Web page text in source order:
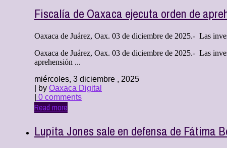
Fiscalía de Oaxaca ejecuta orden de
Oaxaca de Juárez, Oax. 03 de diciembre de 2025.- Las
Oaxaca de Juárez, Oax. 03 de diciembre de 2025.- Las
aprehensión ...
miércoles, 3 diciembre , 2025
| by Oaxaca Digital
0 comments
Read more
Lupita Jones sale en defensa de Fátima